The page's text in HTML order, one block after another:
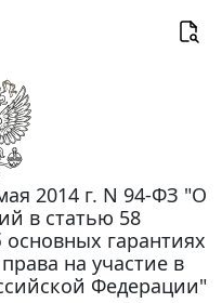
2014 г. N 94-ФЗ "О
в статью 58
гарантиях
на участие в
Федерации"